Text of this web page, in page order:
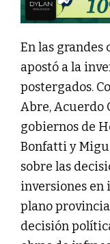
En las grandes
apostó a la
postergados.
Abre, Acuerdo
gobiernos de
Bonfatti y
sobre las
inversiones en
plano
decisión